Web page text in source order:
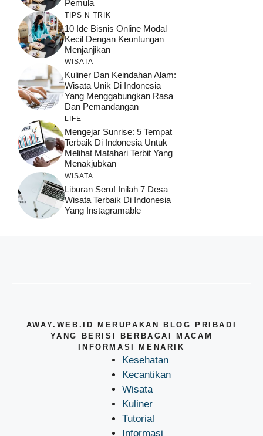
Pemula
TIPS N TRIK
10 Ide Bisnis Online Modal
Kecil Dengan Keuntungan
Menjanjikan
WISATA
Kuliner Dan Keindahan Alam:
Wisata Unik Di Indonesia
Yang Menggabungkan Rasa
Dan Pemandangan
LIFE
Mengejar Sunrise: 5 Tempat
Terbaik Di Indonesia Untuk
Melihat Matahari Terbit Yang
Menakjubkan
WISATA
Liburan Seru! Inilah 7 Desa
Wisata Terbaik Di Indonesia
Yang Instagramable
AWAY.WEB.ID MERUPAKAN BLOG PRIBADI
YANG BERISI BERBAGAI MACAM
INFORMASI MENARIK
Kesehatan
Kecantikan
Wisata
Kuliner
Tutorial
Informasi